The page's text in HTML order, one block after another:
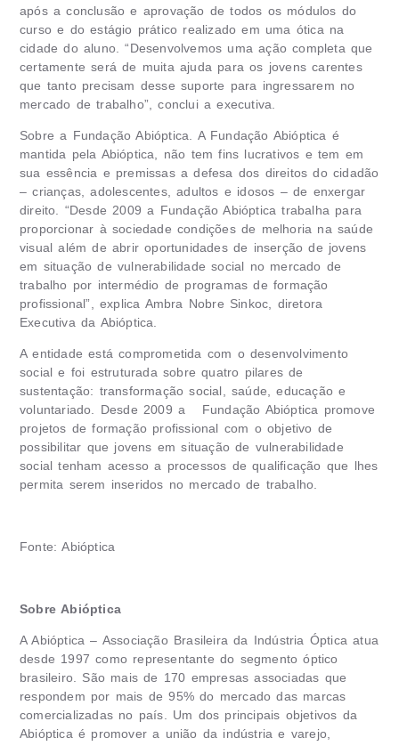
após a conclusão e aprovação de todos os módulos do
curso e do estágio prático realizado em uma ótica na
cidade do aluno. “Desenvolvemos uma ação completa que
certamente será de muita ajuda para os jovens carentes
que tanto precisam desse suporte para ingressarem no
mercado de trabalho”, conclui a executiva.
Sobre a Fundação Abióptica. A Fundação Abióptica é
mantida pela Abióptica, não tem fins lucrativos e tem em
sua essência e premissas a defesa dos direitos do cidadão
– crianças, adolescentes, adultos e idosos – de enxergar
direito. “Desde 2009 a Fundação Abióptica trabalha para
proporcionar à sociedade condições de melhoria na saúde
visual além de abrir oportunidades de inserção de jovens
em situação de vulnerabilidade social no mercado de
trabalho por intermédio de programas de formação
profissional”, explica Ambra Nobre Sinkoc, diretora
Executiva da Abióptica.
A entidade está comprometida com o desenvolvimento
social e foi estruturada sobre quatro pilares de
sustentação: transformação social, saúde, educação e
voluntariado. Desde 2009 a Fundação Abióptica promove
projetos de formação profissional com o objetivo de
possibilitar que jovens em situação de vulnerabilidade
social tenham acesso a processos de qualificação que lhes
permita serem inseridos no mercado de trabalho.
Fonte: Abióptica
Sobre Abióptica
A Abióptica – Associação Brasileira da Indústria Óptica atua
desde 1997 como representante do segmento óptico
brasileiro. São mais de 170 empresas associadas que
respondem por mais de 95% do mercado das marcas
comercializadas no país. Um dos principais objetivos da
Abióptica é promover a união da indústria e varejo,